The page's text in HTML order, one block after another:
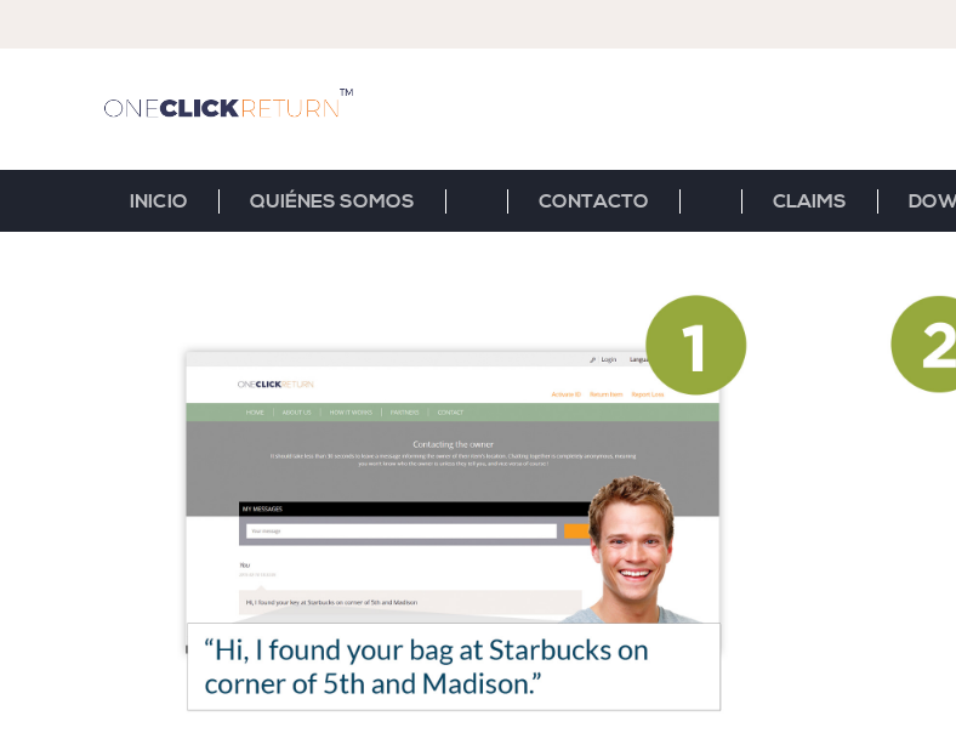
INICIO QUIÉNES SOMOS CONTACTO CLAIMS